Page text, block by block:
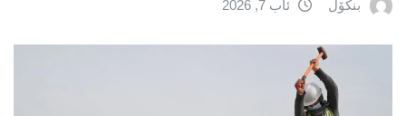
بنکۆڵ ئاب 7, 2026